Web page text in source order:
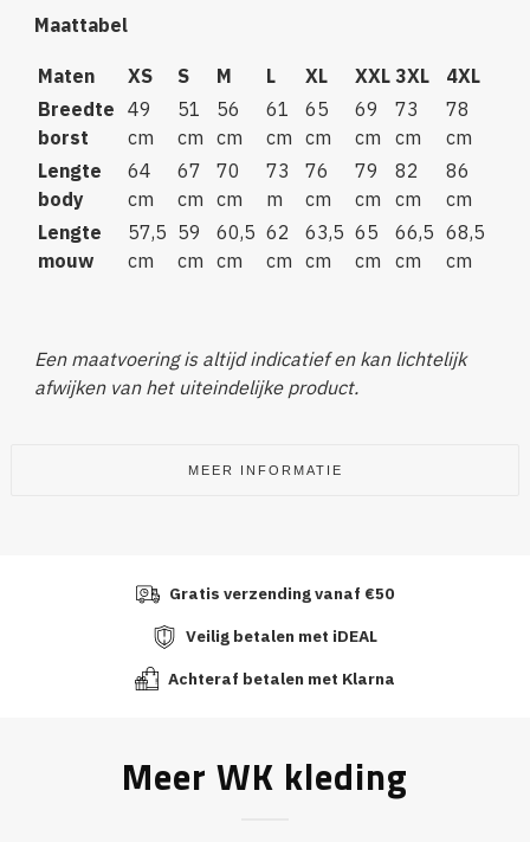
Maattabel
Maten XS S M L XL XXL 3XL
4XL
Breedte
borst
49
cm
51
cm
56
cm
61
cm
65
cm
69
cm
73
cm
78
cm
Lengte
body
64
cm
67
cm
70
cm
73
m
76
cm
79
cm
82
cm
86
cm
Lengte
mouw
57,5
cm
59
cm
60,5
cm
62
cm
63,5
cm
65
cm
66,5
cm
68,5
cm
Een maatvoering is altijd indicatief en kan lichtelijk
afwijken van het uiteindelijke product.
MEER INFORMATIE
Gratis verzending vanaf €50
Veilig betalen met iDEAL
Achteraf betalen met Klarna
Meer WK kleding